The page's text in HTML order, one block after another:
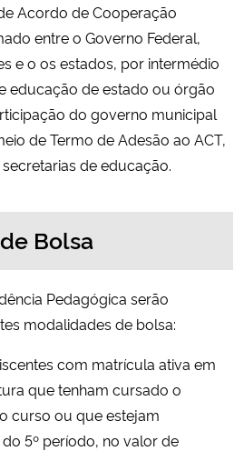
Acordo de Cooperação
entre o Governo Federal,
e o os estados, por intermédio
educação de estado ou órgão
do governo municipal
de Termo de Adesão ao ACT,
de educação.
Bolsa
Pedagógica serão
modalidades de bolsa:
com matrícula ativa em
que tenham cursado o
curso ou que estejam
5º período, no valor de